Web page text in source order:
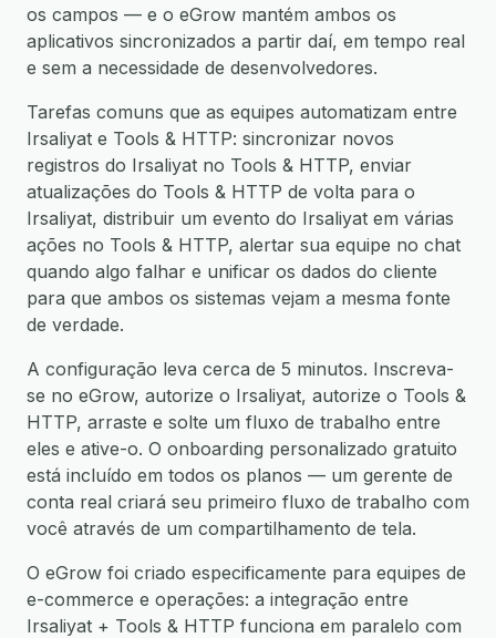
os campos — e o eGrow mantém ambos os
aplicativos sincronizados a partir daí, em tempo real
e sem a necessidade de desenvolvedores.
Tarefas comuns que as equipes automatizam entre
Irsaliyat e Tools & HTTP: sincronizar novos
registros do Irsaliyat no Tools & HTTP, enviar
atualizações do Tools & HTTP de volta para o
Irsaliyat, distribuir um evento do Irsaliyat em várias
ações no Tools & HTTP, alertar sua equipe no chat
quando algo falhar e unificar os dados do cliente
para que ambos os sistemas vejam a mesma fonte
de verdade.
A configuração leva cerca de 5 minutos. Inscreva-
se no eGrow, autorize o Irsaliyat, autorize o Tools &
HTTP, arraste e solte um fluxo de trabalho entre
eles e ative-o. O onboarding personalizado gratuito
está incluído em todos os planos — um gerente de
conta real criará seu primeiro fluxo de trabalho com
você através de um compartilhamento de tela.
O eGrow foi criado especificamente para equipes de
e-commerce e operações: a integração entre
Irsaliyat + Tools & HTTP funciona em paralelo com